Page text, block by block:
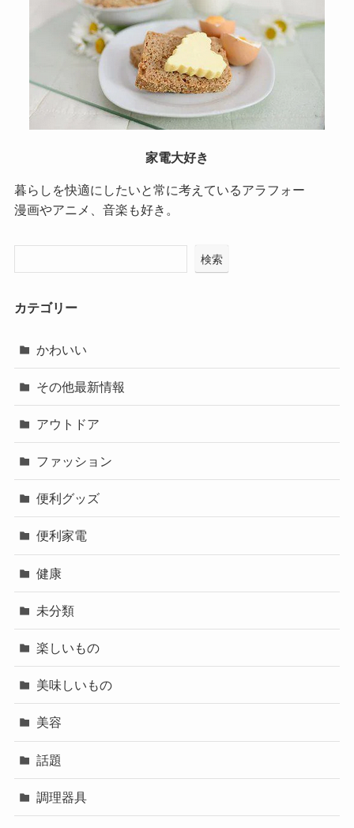
家電大好き
暮らしを快適にしたいと常に考えているアラフォー
漫画やアニメ、音楽も好き。
検索
カテゴリー
かわいい
その他最新情報
アウトドア
ファッション
便利グッズ
便利家電
健康
未分類
楽しいもの
美味しいもの
美容
話題
調理器具